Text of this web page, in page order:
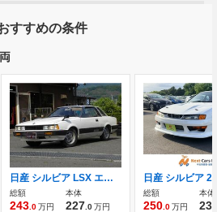
すすめの条件
日産 シルビア LSX エアコン修理済
総額
243 .0万円
本体
227 .0万円
総額
250 .0万円
本体